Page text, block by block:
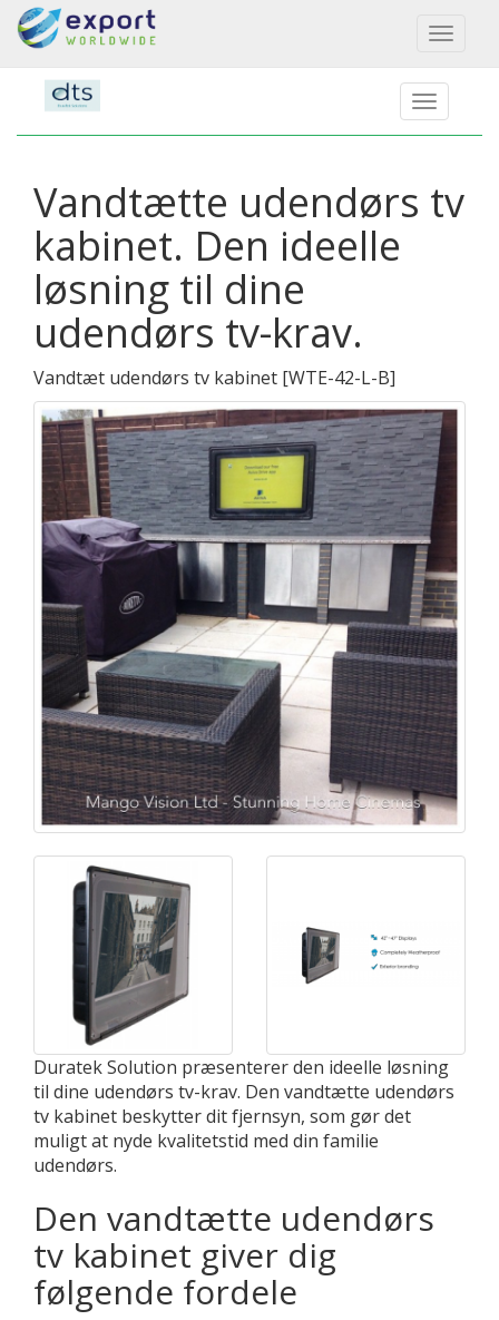
Toggle
Vandtætte udendørs tv
kabinet. Den ideelle
løsning til dine
udendørs tv-krav.
Vandtæt udendørs tv kabinet [WTE-42-L-B]
Duratek Solution præsenterer den ideelle løsning
til dine udendørs tv-krav. Den vandtætte udendørs
tv kabinet beskytter dit fjernsyn, som gør det
muligt at nyde kvalitetstid med din familie
udendørs.
Den vandtætte udendørs
tv kabinet giver dig
følgende fordele